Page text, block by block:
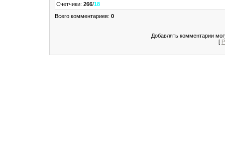
Счетчики: 266/18
Всего комментариев: 0
Добавлять комментарии
[